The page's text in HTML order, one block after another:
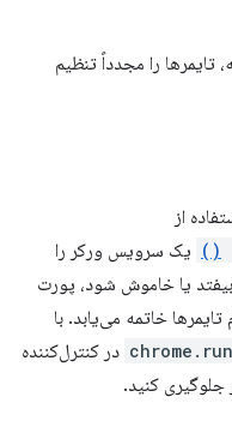
را مجدداً تنظیم
از
یک سرویس ورکر را
بیفتد یا خاموش شود، پورت
خاتمه می‌یابد. با
‎ در کنترل‌کننده